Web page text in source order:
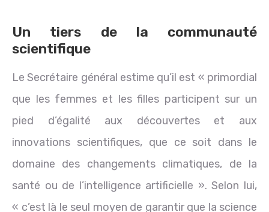
Un tiers de la communauté
scientifique
Le Secrétaire général estime qu’il est « primordial
que les femmes et les filles participent sur un
pied d’égalité aux découvertes et aux
innovations scientifiques, que ce soit dans le
domaine des changements climatiques, de la
santé ou de l’intelligence artificielle ». Selon lui,
« c’est là le seul moyen de garantir que la science